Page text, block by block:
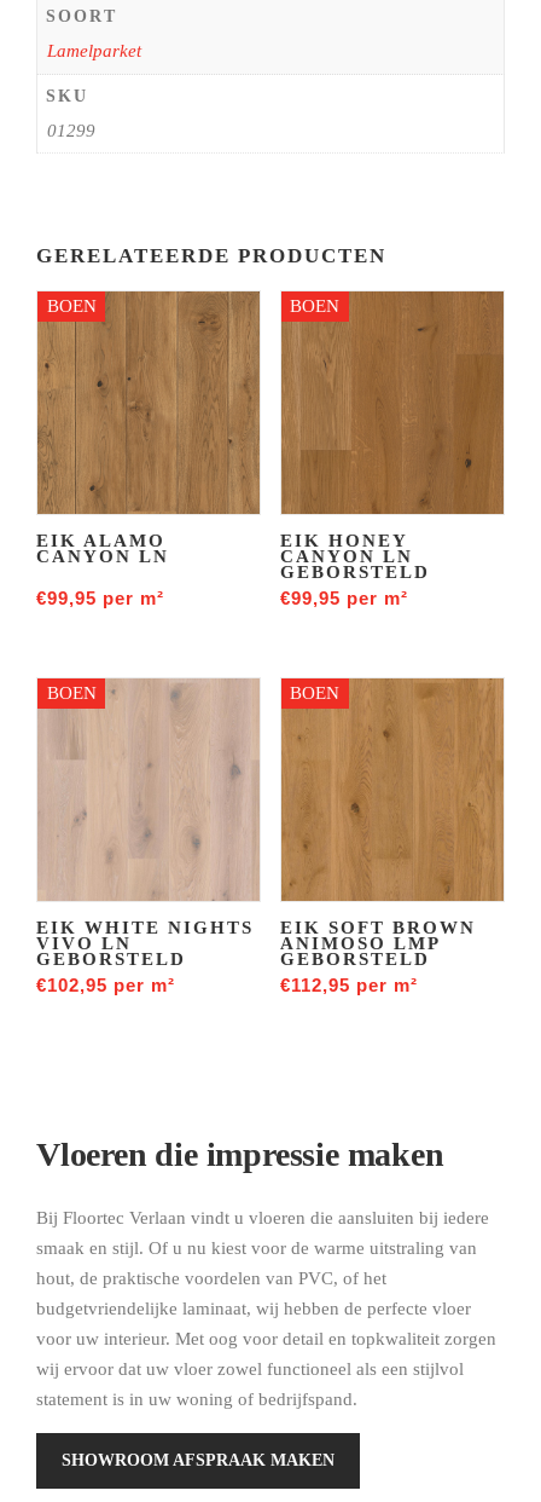
SOORT
Lamelparket
SKU
01299
GERELATEERDE PRODUCTEN
BOEN
EIK ALAMO
CANYON LN
€99,95 per m²
BOEN
EIK HONEY
CANYON LN
GEBORSTELD
€99,95 per m²
BOEN
EIK WHITE NIGHTS
VIVO LN
GEBORSTELD
€102,95 per m²
BOEN
EIK SOFT BROWN
ANIMOSO LMP
GEBORSTELD
€112,95 per m²
Vloeren die impressie maken
Bij Floortec Verlaan vindt u vloeren die aansluiten bij iedere
smaak en stijl. Of u nu kiest voor de warme uitstraling van
hout, de praktische voordelen van PVC, of het
budgetvriendelijke laminaat, wij hebben de perfecte vloer
voor uw interieur. Met oog voor detail en topkwaliteit zorgen
wij ervoor dat uw vloer zowel functioneel als een stijlvol
statement is in uw woning of bedrijfspand.
SHOWROOM AFSPRAAK MAKEN